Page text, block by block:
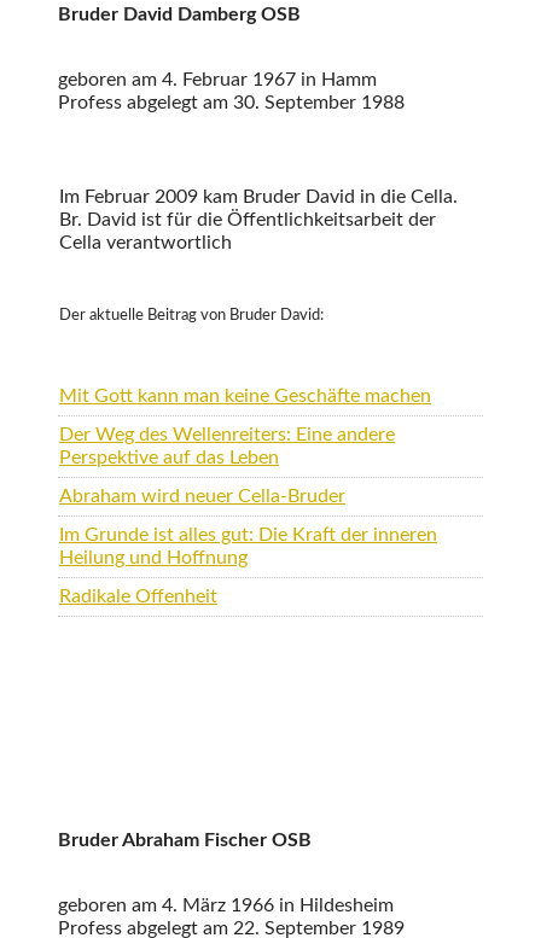
Bruder David Damberg OSB
geboren am 4. Februar 1967 in Hamm
Profess abgelegt am 30. September 1988
Im Februar 2009 kam Bruder David in die Cella.
Br. David ist für die Öffentlichkeitsarbeit der
Cella verantwortlich
Der aktuelle Beitrag von Bruder David:
Mit Gott kann man keine Geschäfte machen
Der Weg des Wellenreiters: Eine andere
Perspektive auf das Leben
Abraham wird neuer Cella-Bruder
Im Grunde ist alles gut: Die Kraft der inneren
Heilung und Hoffnung
Radikale Offenheit
Bruder Abraham Fischer OSB
geboren am 4. März 1966 in Hildesheim
Profess abgelegt am 22. September 1989